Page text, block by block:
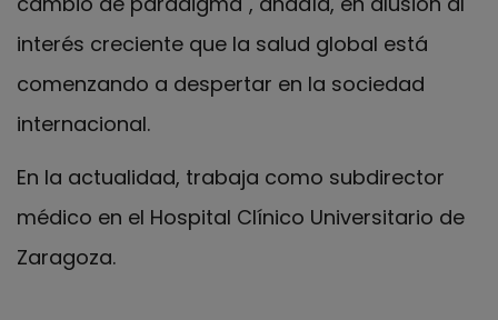
interés creciente que la salud global está
comenzando a despertar en la sociedad
internacional.
En la actualidad, trabaja como subdirector
médico en el Hospital Clínico Universitario de
Zaragoza.